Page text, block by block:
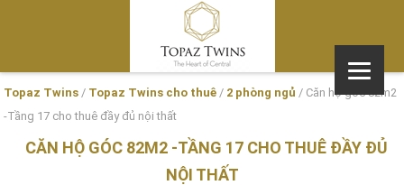
Topaz Twins / Topaz Twins cho thuê / 2 phòng ngủ / Căn hộ góc 82m2
-Tầng 17 cho thuê đầy đủ nội thất
CĂN HỘ GÓC 82M2 -TẦNG 17 CHO THUÊ ĐẦY ĐỦ
NỘI THẤT